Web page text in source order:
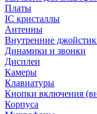
Платы
IC кристаллы
Антенны
Внутренние
Динамики и звонки
Дисплеи
Камеры
Клавиатуры
Кнопки включения
Корпуса